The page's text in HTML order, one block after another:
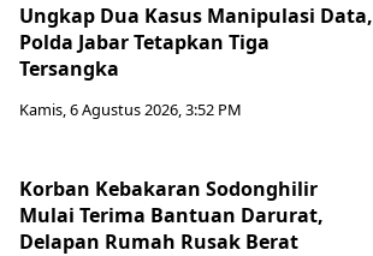
Ungkap Dua Kasus Manipulasi Data,
Polda Jabar Tetapkan Tiga
Tersangka
Kamis, 6 Agustus 2026, 3:52 PM
Korban Kebakaran Sodonghilir
Mulai Terima Bantuan Darurat,
Delapan Rumah Rusak Berat